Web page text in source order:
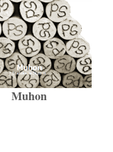
Muhon